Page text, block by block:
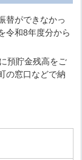
替ができなかっ
令和8年度分から
預貯金残高をご
の窓口などで納